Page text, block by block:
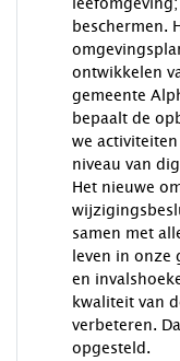
beschermen.
ontwikkelen
gemeente
bepaalt de
we
niveau van
Het nieuwe
samen met
leven in onze
en
kwaliteit van
verbeteren.
opgesteld.